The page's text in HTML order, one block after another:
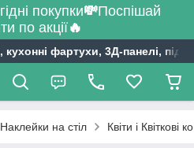
покупки💸Поспішай
по акції🔥
фартухи, 3Д-панелі,
Наклейки на стіл Квіти і Квіткові